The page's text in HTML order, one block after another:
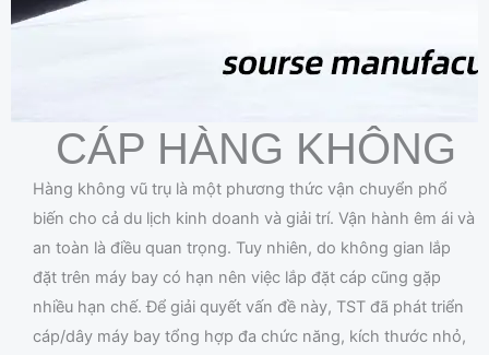
CÁP HÀNG KHÔNG
Hàng không vũ trụ là một phương thức vận chuyển phổ
biến cho cả du lịch kinh doanh và giải trí. Vận hành êm ái và
an toàn là điều quan trọng. Tuy nhiên, do không gian lắp
đặt trên máy bay có hạn nên việc lắp đặt cáp cũng gặp
nhiều hạn chế. Để giải quyết vấn đề này, TST đã phát triển
cáp/dây máy bay tổng hợp đa chức năng, kích thước nhỏ,